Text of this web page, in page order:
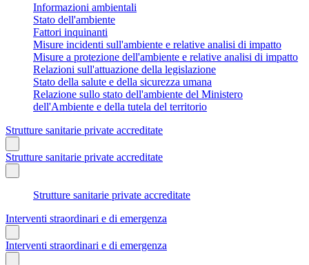
Informazioni ambientali
Stato dell'ambiente
Fattori inquinanti
Misure incidenti sull'ambiente e relative analisi di impatto
Misure a protezione dell'ambiente e relative analisi di impatto
Relazioni sull'attuazione della legislazione
Stato della salute e della sicurezza umana
Relazione sullo stato dell'ambiente del Ministero
dell'Ambiente e della tutela del territorio
Strutture sanitarie private accreditate
Strutture sanitarie private accreditate
Strutture sanitarie private accreditate
Interventi straordinari e di emergenza
Interventi straordinari e di emergenza